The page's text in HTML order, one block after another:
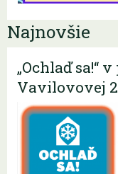
Najnovšie
„Ochlaď sa!“
Vavilovovej